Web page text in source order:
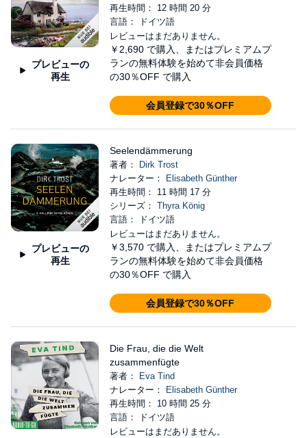
プレビューの
再生
再生時間： 12 時間 20 分
言語： ドイツ語
レビューはまだありません。
￥2,690 で購入、またはプレミアムプ
ランの無料体験を始めて非会員価格
の30％OFF で購入
会員登録で30％OFF
プレビューの
再生
Seelendämmerung
著者：
Dirk Trost
ナレーター：
Elisabeth Günther
再生時間： 11 時間 17 分
シリーズ： Thyra König
言語： ドイツ語
レビューはまだありません。
￥3,570 で購入、またはプレミアムプ
ランの無料体験を始めて非会員価格
の30％OFF で購入
会員登録で30％OFF
Die Frau, die die Welt
zusammenfügte
著者：
Eva Tind
ナレーター：
Elisabeth Günther
再生時間： 10 時間 25 分
言語： ドイツ語
レビューはまだありません。